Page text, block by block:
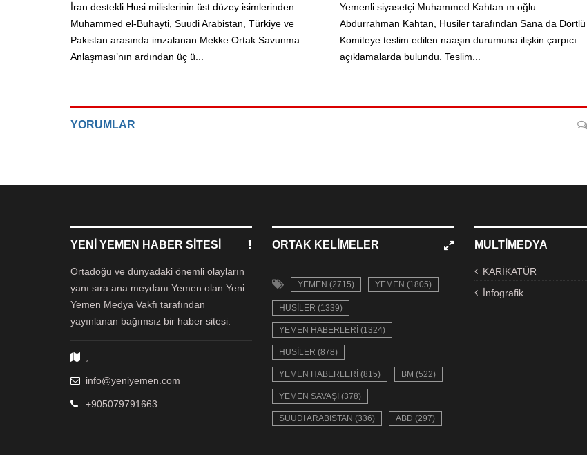
İran destekli Husi milislerinin üst düzey isimlerinden
Muhammed el-Buhayti, Suudi Arabistan, Türkiye ve
Pakistan arasında imzalanan Mekke Ortak Savunma
Anlaşması’nın ardından üç ü...
Yemenli siyasetçi Muhammed Kahtan ın oğlu
Abdurrahman Kahtan, Husiler tarafından Sana da Dörtlü
Komiteye teslim edilen naaşın durumuna ilişkin çarpıcı
açıklamalarda bulundu. Teslim...
YORUMLAR
YENI YEMEN HABER SITESI
Ortadoğu ve dünyadaki önemli olayların
yanı sıra ana meydanı Yemen olan Yeni
Yemen Medya Vakfı tarafından
yayınlanan bağımsız bir haber sitesi.
info@yeniyemen.com
+905079791663
ORTAK KELIMELER
YEMEN (2715) YEMEN (1805)
HUSILER (1339)
YEMEN HABERLERI (1324)
HUSILER (878)
YEMEN HABERLERI (815) BM (522)
YEMEN SAVAŞI (378)
SUUDI ARABISTAN (336) ABD (297)
MULTIMEDYA
KARİKATÜR
İnfografik